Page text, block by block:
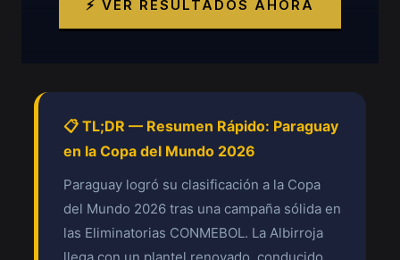
⚡ VER RESULTADOS AHORA
📋 TL;DR — Resumen Rápido: Paraguay
en la Copa del Mundo 2026
Paraguay logró su clasificación a la Copa
del Mundo 2026 tras una campaña sólida en
las Eliminatorias CONMEBOL. La Albirroja